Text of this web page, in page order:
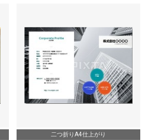
二つ折りA4仕上がり